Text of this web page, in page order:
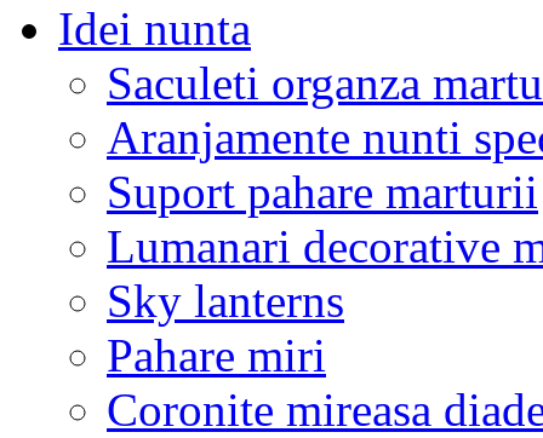
Idei nunta
Saculeti organza
Aranjamente nunti
Suport pahare marturii
Lumanari decorative
Sky lanterns
Pahare miri
Coronite mireasa